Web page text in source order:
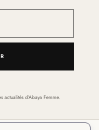
d’Abaya Femme.